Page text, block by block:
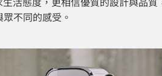
不同的感受。